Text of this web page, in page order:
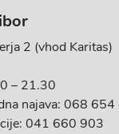
2 (vhod Karitas)
– 21.30
najava: 068
041 660 903